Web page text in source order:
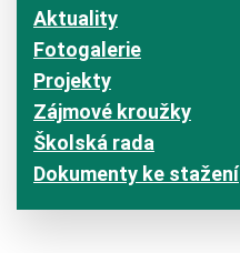
Aktuality
Fotogalerie
Projekty
Zájmové kroužky
Školská rada
Dokumenty ke stažení